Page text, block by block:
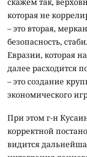
которая не
– это вторая,
безопасность,
Евразии, которая
далее расходится
– это создание
экономического
При этом г-н
корректной
видится